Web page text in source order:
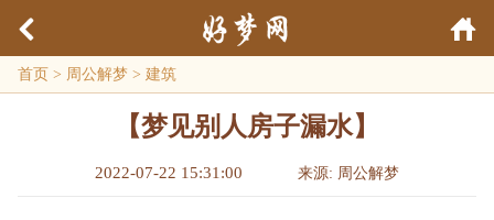
首页 > 周公解梦 > 建筑
【梦见别人房子漏水】
2022-07-22 15:31:00 来源: 周公解梦